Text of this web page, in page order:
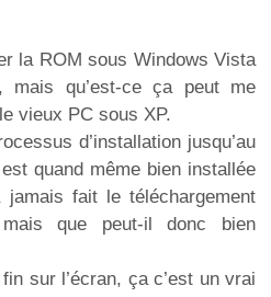
la ROM sous Windows Vista
mais qu’est-ce ça peut me
vieux PC sous XP.
d’installation jusqu’au
quand même bien installée
jamais fait le téléchargement
que peut-il donc bien
sur l’écran, ça c’est un vrai